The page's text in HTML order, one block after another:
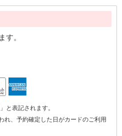
す。
と表記されます。
、予約確定した日がカードのご利用